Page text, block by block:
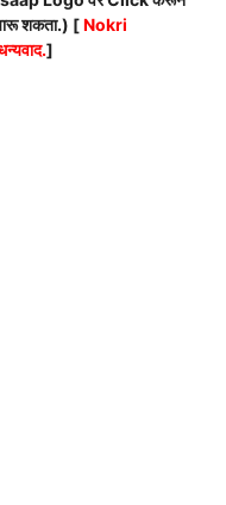
शकता.) [Nokri
]